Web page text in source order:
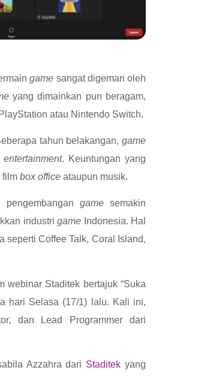
game sangat digemari oleh
yang dimainkan pun beragam,
atau Nintendo Switch.
tahun belakangan, game
entertainment. Keuntungan yang
film box office ataupun musik.
game semakin
industrigame Indonesia. Hal
seperti Coffee Talk, Coral Island,
webinar Staditek bertajuk “Suka
hari Selasa (17/1) lalu. Kali ini,
dan Lead Programmer dari
Azzahra dari Staditek yang